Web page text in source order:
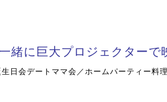
緒に巨大プロジェクターで
生日会デート ママ会／ホームパーティー料